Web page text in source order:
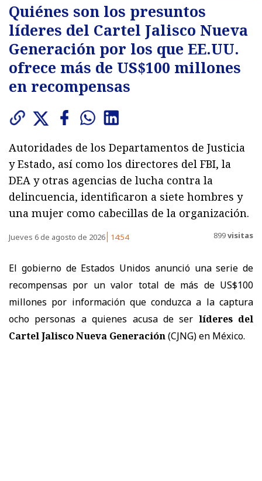
Quiénes son los presuntos
líderes del Cartel Jalisco Nueva
Generación por los que EE.UU.
ofrece más de US$100 millones
en recompensas
Autoridades de los Departamentos de Justicia
y Estado, así como los directores del FBI, la
DEA y otras agencias de lucha contra la
delincuencia, identificaron a siete hombres y
una mujer como cabecillas de la organización.
Jueves 6 de agosto de 2026 14:54 899visitas
El gobierno de Estados Unidos anunció una serie de
recompensas por un valor total de más de US$100
millones por información que conduzca a la captura
ocho personas a quienes acusa de ser líderes del
Cartel Jalisco Nueva Generación(CJNG) en México.